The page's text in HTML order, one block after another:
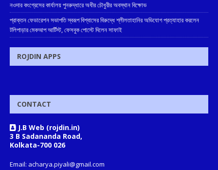
নওদার কংগ্রেসের কার্যালয় পুনরুদ্ধারে অধীর চৌধুরীর অবস্থান বিক্ষোভ
প্রাক্তন ফেডারেশন সভাপতি স্বরূপ বিশ্বাসের বিরুদ্ধে শ্লীলতাহানির অভিযোগ প্রত্যাহার করলেন
টলিপাড়ার মেকআপ আর্টিস্ট, ফেসবুক পোস্টে দিলেন সাফাই
ROJDIN APPS
CONTACT
J.B Web (rojdin.in)
3 B Sadananda Road,
Kolkata-700 026
Email: acharya.piyali@gmail.com